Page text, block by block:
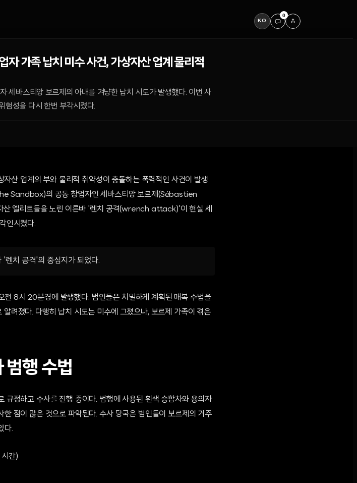
KO
0
자 가족 납치 미수 사건, 가상자산 업계 물리적
세바스티앙 보르제의 아내를 겨냥한 납치 시도가 발생했다. 이번 사
험성을 다시 한번 부각시켰다.
산 업계의 부와 물리적 취약성이 충돌하는 폭력적인 사건이 발생
Sandbox)의 공동 창업자인 세바스티앙 보르제(Sébastien
엘리트들을 노린 이른바 '렌치 공격(wrench attack)'이 현실 세
인시켰다.
'렌치 공격'의 중심지가 되었다.
8시 20분경에 발생했다. 범인들은 치밀하게 계획된 매복 수법을
려졌다. 다행히 납치 시도는 미수에 그쳤으나, 보르제 가족이 겪은
범행 수법
규정하고 수사를 진행 중이다. 범행에 사용된 흰색 승합차와 용의자
점이 많은 것으로 파악된다. 수사 당국은 범인들이 보르제의 거주
다.
간)